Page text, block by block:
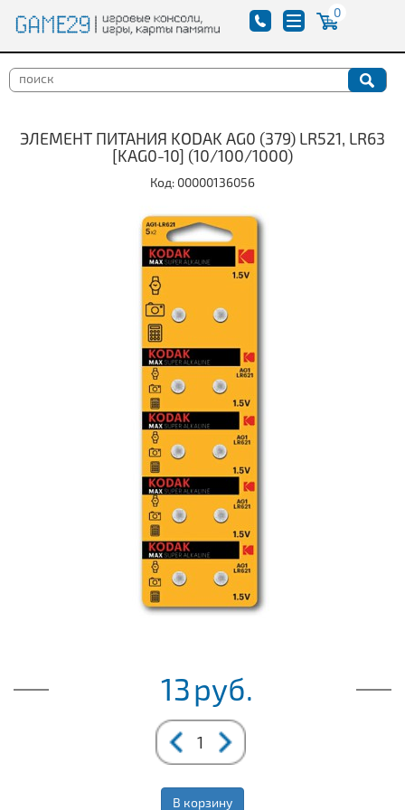
0
ЭЛЕМЕНТ ПИТАНИЯ KODAK AG0 (379) LR521, LR63
[KAG0-10] (10/100/1000)
Код: 00000136056
13руб.
В корзину